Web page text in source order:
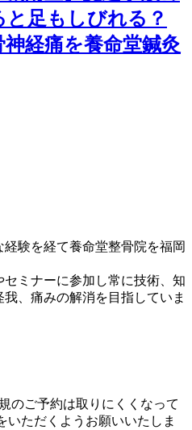
と足もしびれる？
経痛を養命堂鍼灸
験を経て養命堂整骨院を福岡
ミナーに参加し常に技術、知
、痛みの解消を目指していま
のご予約は取りにくくなって
いただくようお願いいたしま